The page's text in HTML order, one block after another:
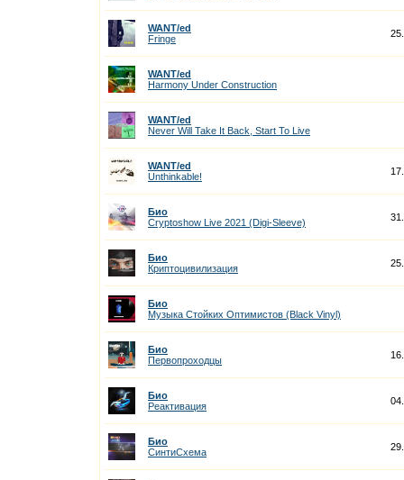
WANT/ed
Fringe
WANT/ed
Harmony Under Construction
WANT/ed
Never Will Take It Back, Start To Live
WANT/ed
Unthinkable!
Био
Cryptoshow Live 2021 (Digi-Sleeve)
Био
Криптоцивилизация
Био
Музыка Стойких Оптимистов (Black Vinyl)
Био
Первопроходцы
Био
Реактивация
Био
СинтиСхема